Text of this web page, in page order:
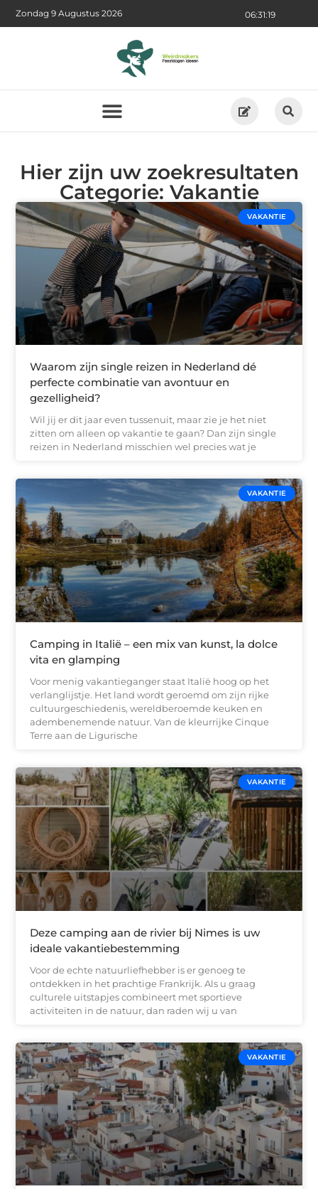
06:31:20
Zondag 9 Augustus 2026
Hier zijn uw zoekresultaten
Categorie: Vakantie
VAKANTIE
Waarom zijn single reizen in Nederland dé
perfecte combinatie van avontuur en
gezelligheid?
Wil jij er dit jaar even tussenuit, maar zie je het niet
zitten om alleen op vakantie te gaan? Dan zijn single
reizen in Nederland misschien wel precies wat je
VAKANTIE
Camping in Italië – een mix van kunst, la dolce
vita en glamping
Voor menig vakantieganger staat Italië hoog op het
verlanglijstje. Het land wordt geroemd om zijn rijke
cultuurgeschiedenis, wereldberoemde keuken en
adembenemende natuur. Van de kleurrijke Cinque
Terre aan de Ligurische
VAKANTIE
Deze camping aan de rivier bij Nimes is uw
ideale vakantiebestemming
Voor de echte natuurliefhebber is er genoeg te
ontdekken in het prachtige Frankrijk. Als u graag
culturele uitstapjes combineert met sportieve
activiteiten in de natuur, dan raden wij u van
VAKANTIE